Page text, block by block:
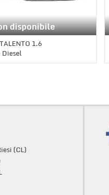
disponibile
1.6
Diesel
(CL)